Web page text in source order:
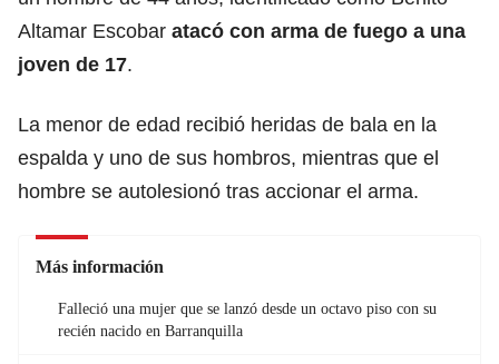
Altamar Escobar atacó con arma de fuego a una
joven de 17.
La menor de edad recibió heridas de bala en la
espalda y uno de sus hombros, mientras que el
hombre se autolesionó tras accionar el arma.
Más información
Falleció una mujer que se lanzó desde un octavo piso con su
recién nacido en Barranquilla